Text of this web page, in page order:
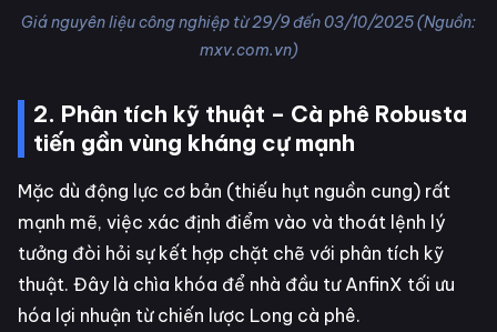
Giá nguyên liệu công nghiệp từ 29/9 đến 03/10/2025 (Nguồn:
mxv.com.vn)
2. Phân tích kỹ thuật – Cà phê Robusta
tiến gần vùng kháng cự mạnh
Mặc dù động lực cơ bản (thiếu hụt nguồn cung) rất
mạnh mẽ, việc xác định điểm vào và thoát lệnh lý
tưởng đòi hỏi sự kết hợp chặt chẽ với phân tích kỹ
thuật. Đây là chìa khóa để nhà đầu tư AnfinX tối ưu
hóa lợi nhuận từ chiến lược Long cà phê.